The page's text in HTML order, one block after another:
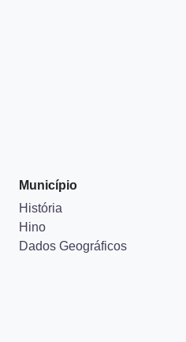
Município
História
Hino
Dados Geográficos